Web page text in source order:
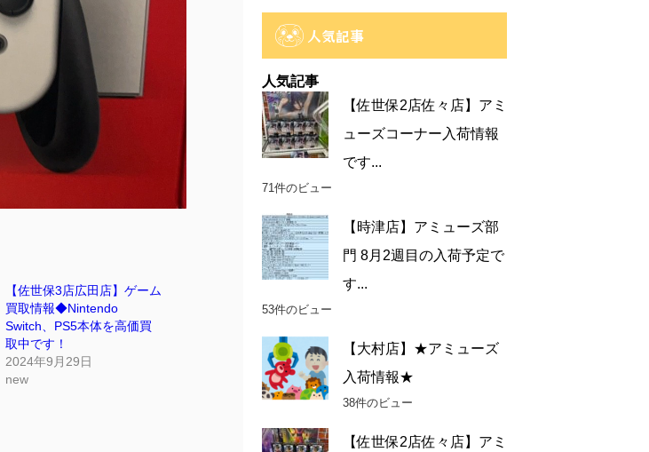
【佐世保3店広田店】ゲーム
買取情報◆Nintendo
Switch、PS5本体を高価買
取中です！
2024年9月29日
new
人気記事
人気記事
【佐世保2店佐々店】アミ
ューズコーナー入荷情報
です...
71件のビュー
【時津店】アミューズ部
門 8月2週目の入荷予定で
す...
53件のビュー
【大村店】★アミューズ
入荷情報★
38件のビュー
【佐世保2店佐々店】アミ